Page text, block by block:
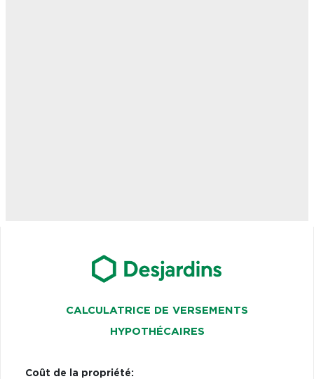
CALCULATRICE DE VERSEMENTS
HYPOTHÉCAIRES
Coût de la propriété: